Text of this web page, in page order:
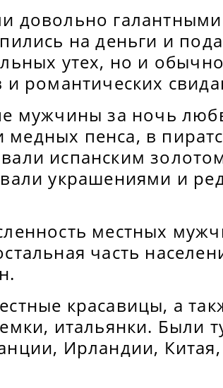
довольно галантными
на деньги и
утех, но и
романтических
мужчины за ночь
пенса, в
испанским
украшениями и
местных
часть
красавицы, а
итальянки. Были
Ирландии,